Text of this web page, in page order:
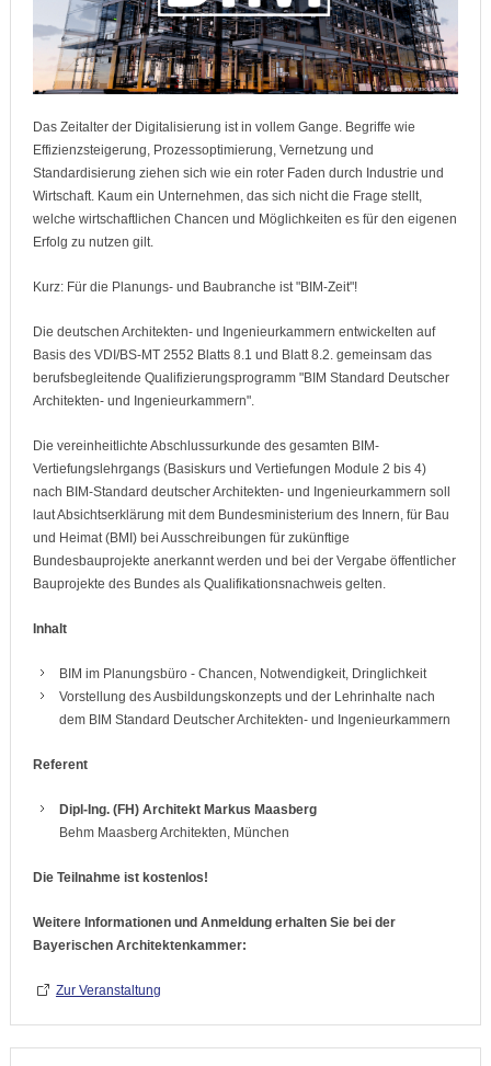
Das Zeitalter der Digitalisierung ist in vollem Gange. Begriffe wie
Effizienzsteigerung, Prozessoptimierung, Vernetzung und
Standardisierung ziehen sich wie ein roter Faden durch Industrie und
Wirtschaft. Kaum ein Unternehmen, das sich nicht die Frage stellt,
welche wirtschaftlichen Chancen und Möglichkeiten es für den eigenen
Erfolg zu nutzen gilt.
Kurz: Für die Planungs- und Baubranche ist "BIM-Zeit"!
Die deutschen Architekten- und Ingenieurkammern entwickelten auf
Basis des VDI/BS-MT 2552 Blatts 8.1 und Blatt 8.2. gemeinsam das
berufsbegleitende Qualifizierungsprogramm "BIM Standard Deutscher
Architekten- und Ingenieurkammern".
Die vereinheitlichte Abschlussurkunde des gesamten BIM-
Vertiefungslehrgangs (Basiskurs und Vertiefungen Module 2 bis 4)
nach BIM-Standard deutscher Architekten- und Ingenieurkammern soll
laut Absichtserklärung mit dem Bundesministerium des Innern, für Bau
und Heimat (BMI) bei Ausschreibungen für zukünftige
Bundesbauprojekte anerkannt werden und bei der Vergabe öffentlicher
Bauprojekte des Bundes als Qualifikationsnachweis gelten.
Inhalt
BIM im Planungsbüro - Chancen, Notwendigkeit, Dringlichkeit
Vorstellung des Ausbildungskonzepts und der Lehrinhalte nach
dem BIM Standard Deutscher Architekten- und Ingenieurkammern
Referent
Dipl-Ing. (FH) Architekt Markus Maasberg
Behm Maasberg Architekten, München
Die Teilnahme ist kostenlos!
Weitere Informationen und Anmeldung erhalten Sie bei der
Bayerischen Architektenkammer:
Zur Veranstaltung